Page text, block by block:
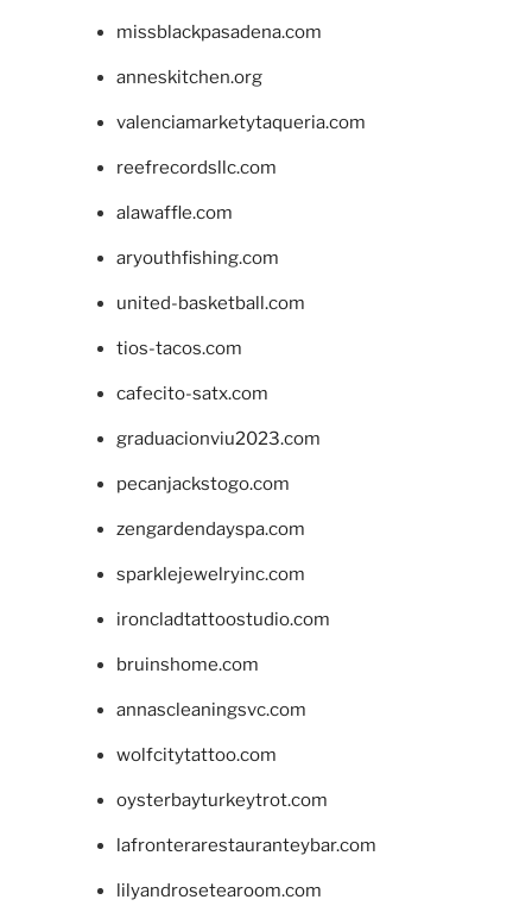
missblackpasadena.com
anneskitchen.org
valenciamarketytaqueria.com
reefrecordsllc.com
alawaffle.com
aryouthfishing.com
united-basketball.com
tios-tacos.com
cafecito-satx.com
graduacionviu2023.com
pecanjackstogo.com
zengardendayspa.com
sparklejewelryinc.com
ironcladtattoostudio.com
bruinshome.com
annascleaningsvc.com
wolfcitytattoo.com
oysterbayturkeytrot.com
lafronterarestauranteybar.com
lilyandrosetearoom.com